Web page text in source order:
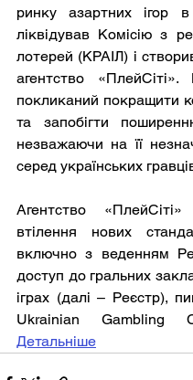
ринку азартних ігор в
ліквідував Комісію з
лотерей (КРАІЛ) і
агентство
покликаний покращити
та запобігти
незважаючи на її
серед українських
Агентство
втілення нових
включно з веденням
доступ до гральних
іграх (далі – Реєстр),
Детальніше